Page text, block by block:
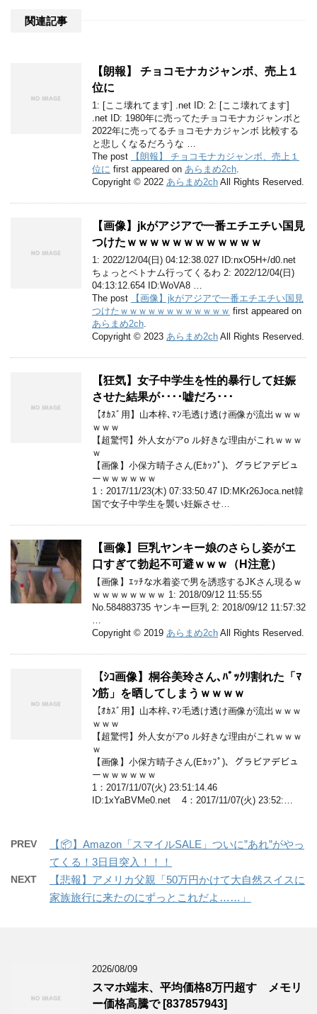
関連記事
【朗報】 チョコモナカジャンボ、売上１
位に
1: [ここ壊れてます] .net ID: 2: [ここ壊れてます]
.net ID: 1980年に売ってたチョコモナカジャンボと
2022年に売ってるチョコモナカジャンボ 比較する
と悲しくなるだろうな …
The post
【朗報】 チョコモナカジャンボ、売上１
位に first appeared on あらまめ2ch.
Copyright © 2022 あらまめ2ch All Rights Reserved.
【画像】jkがアジアで一番エチエチい国見
つけたｗｗｗｗｗｗｗｗｗｗｗｗ
1: 2022/12/04(日) 04:12:38.027 ID:nxO5H+/d0.net
ちょっとベトナム行ってくるわ 2: 2022/12/04(日)
04:13:12.654 ID:WoVA8 …
The post
【画像】jkがアジアで一番エチエチい国見
つけたｗｗｗｗｗｗｗｗｗｗｗｗ first appeared on
あらまめ2ch.
Copyright © 2023 あらまめ2ch All Rights Reserved.
【狂気】女子中学生を性的暴行して妊娠
させた結果が････嘘だろ･･･
【ｵｶｽﾞ用】山本梓､ﾏﾝ毛透け透け画像が流出ｗｗｗ
ｗｗｗ
【超驚愕】外人女がアo ル好きな理由がこれｗｗｗ
ｗ
【画像】小保方晴子さん(Eｶｯﾌﾟ)、グラビアデビュ
ーｗｗｗｗｗｗ
1：2017/11/23(木) 07:33:50.47 ID:MKr26Joca.net韓
国で女子中学生を襲い妊娠させ…
【画像】巨乳ヤンキー娘のさらし姿がエ
口すぎて勃起不可避ｗｗｗ（H注意）
【画像】ｴｯﾁな水着姿で男を誘惑するJKさん現るｗ
ｗｗｗｗｗｗｗｗ 1: 2018/09/12 11:55:55
No.584883735 ヤンキー巨乳 2: 2018/09/12 11:57:32
…
Copyright © 2019 あらまめ2ch All Rights Reserved.
【ｼｺ画像】桐谷美玲さん､ﾊﾟｯｸﾘ割れた「ﾏ
ﾝ筋」を晒してしまうｗｗｗｗ
【ｵｶｽﾞ用】山本梓､ﾏﾝ毛透け透け画像が流出ｗｗｗ
ｗｗｗ
【超驚愕】外人女がアo ル好きな理由がこれｗｗｗ
ｗ
【画像】小保方晴子さん(Eｶｯﾌﾟ)、グラビアデビュ
ーｗｗｗｗｗｗ
1：2017/11/07(火) 23:51:14.46
ID:1xYaBVMe0.net 4：2017/11/07(火) 23:52:…
PREV
【📦】Amazon「スマイルSALE」ついに”あれ”がやっ
てくる！3日目突入！！！
NEXT
【悲報】アメリカ父親「50万円かけて大自然スイスに
家族旅行に来たのにずっとこれだよ……」
2026/08/09
スマホ端末、平均価格8万円超す メモリ
ー価格高騰で [837857943]